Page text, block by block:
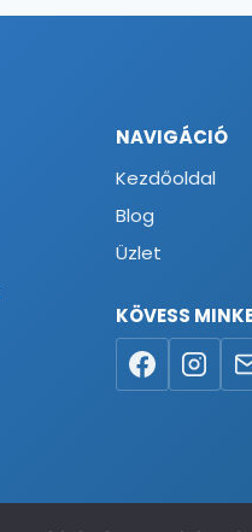
NAVIGÁCIÓ
Kezdőoldal
Blog
Üzlet
KÖVESS